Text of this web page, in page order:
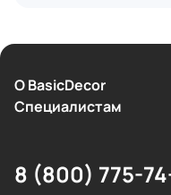
О BasicDecor
Cпециалистам
8 (800) 775-